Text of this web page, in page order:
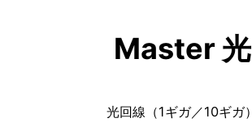
Master 光
光回線（1ギガ／10ギガ）